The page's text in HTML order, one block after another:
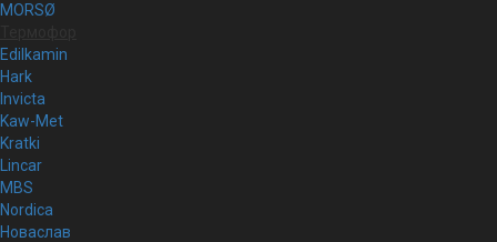
MORSØ
Edilkamin
Hark
Invicta
Kaw-Met
Kratki
Lincar
MBS
Nordica
Новаслав